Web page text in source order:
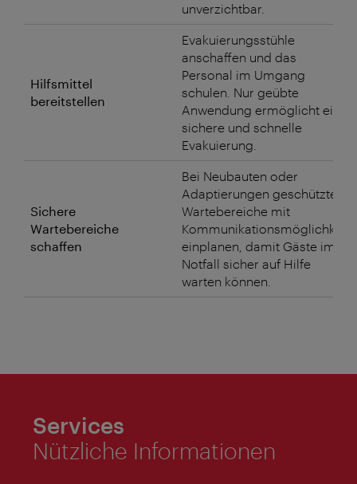
unverzichtbar.
Hilfsmittel
bereitstellen
Evakuierungsstühle
anschaffen und das
Personal im Umgang
schulen. Nur geübte
Anwendung ermöglicht eine
sichere und schnelle
Evakuierung.
Sichere
Wartebereiche
schaffen
Bei Neubauten oder
Adaptierungen geschützte
Wartebereiche mit
Kommunikationsmöglichkeit
einplanen, damit Gäste im
Notfall sicher auf Hilfe
warten können.
Services
Nützliche Informationen